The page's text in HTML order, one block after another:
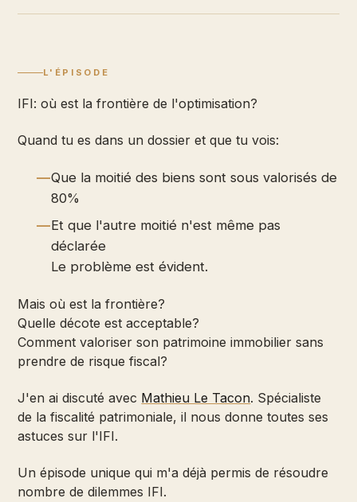
L'ÉPISODE
IFI: où est la frontière de l'optimisation?
Quand tu es dans un dossier et que tu vois:
Que la moitié des biens sont sous valorisés de
80%
Et que l'autre moitié n'est même pas
déclarée
Le problème est évident.
Mais où est la frontière?
Quelle décote est acceptable?
Comment valoriser son patrimoine immobilier sans
prendre de risque fiscal?
J'en ai discuté avec Mathieu Le Tacon. Spécialiste
de la fiscalité patrimoniale, il nous donne toutes ses
astuces sur l'IFI.
Un épisode unique qui m'a déjà permis de résoudre
nombre de dilemmes IFI.